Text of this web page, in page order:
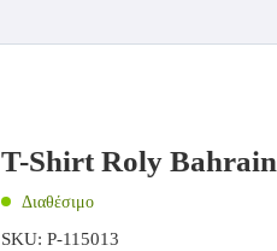
T-Shirt Roly Bahrain
Διαθέσιμο
SKU:P-115013